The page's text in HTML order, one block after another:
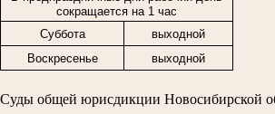
сокращается на 1 час
Суббота
выходной
Воскресенье
выходной
Суды общей юрисдикции Новосибирской